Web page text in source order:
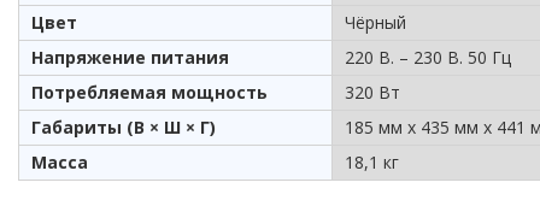
Цвет
Чёрный
Напряжение питания
220 В. – 230 В. 50 Гц
Потребляемая мощность
320 Вт
Габариты (В × Ш × Г)
185 мм х 435 мм х 441
Масса
18,1 кг